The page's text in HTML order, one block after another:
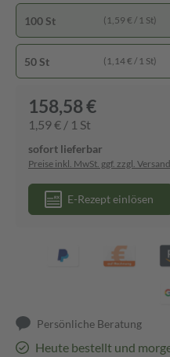
100 St (1,59 € / 1 St)
50 St (1,14 € / 1 St)
158,58 €
1,59 € / 1 St
sofort lieferbar
Preise inkl. MwSt. ggf. zzgl.
E-Rezept einlösen
Persönliche Beratung
Heute bestellt und